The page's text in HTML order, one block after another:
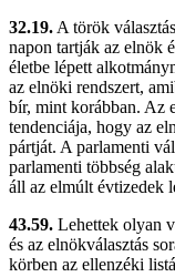
32.19. A török
napon tartják az elnök
életbe lépett
az elnöki rendszert,
bír, mint korábban. Az
tendenciája, hogy az
pártját. A parlamenti
parlamenti többség
áll az elmúlt évtizedek
43.59. Lehettek olyan
és az elnökválasztás
körben az ellenzéki